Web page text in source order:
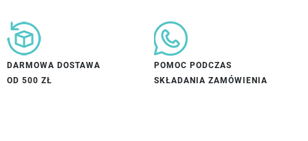
DARMOWA DOSTAWA
OD 500 ZŁ
POMOC PODCZAS
SKŁADANIA ZAMÓWIENIA